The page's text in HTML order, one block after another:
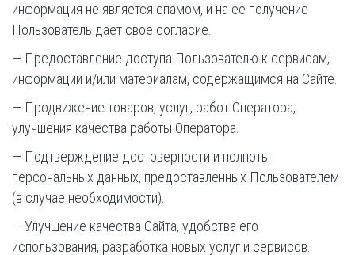
информация не является спамом, и на ее получение
Пользователь дает свое согласие.
— Предоставление доступа Пользователю к сервисам,
информации и/или материалам, содержащимся на Сайте.
— Продвижение товаров, услуг, работ Оператора,
улучшения качества работы Оператора.
— Подтверждение достоверности и полноты
персональных данных, предоставленных Пользователем
(в случае необходимости).
— Улучшение качества Сайта, удобства его
использования, разработка новых услуг и сервисов.